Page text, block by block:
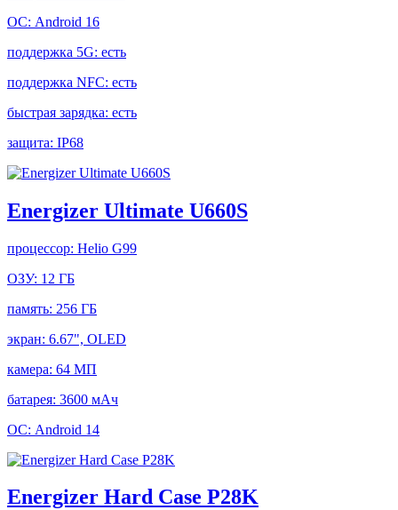
ОС: Android 16
поддержка 5G: есть
поддержка NFC: есть
быстрая зарядка: есть
защита: IP68
Energizer Ultimate U660S
процессор: Helio G99
ОЗУ: 12 ГБ
память: 256 ГБ
экран: 6.67", OLED
камера: 64 МП
батарея: 3600 мАч
ОС: Android 14
Energizer Hard Case P28K